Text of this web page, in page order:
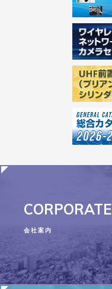
CORPORATE
会社案内